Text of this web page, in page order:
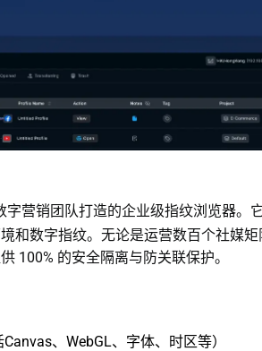
营销团队打造的企业级指纹浏览器。
和数字指纹。无论是运营数百个社媒
100% 的安全隔离与防关联保护。
、WebGL、字体、时区等）